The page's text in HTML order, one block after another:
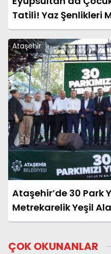
Tatili! Yaz Şenlikleri
Başladı
Ataşehir
Ataşehir’de 30 Park
Metrekarelik Yeşil
Hizmetine Açıldı
ÇOK OKUNANLAR